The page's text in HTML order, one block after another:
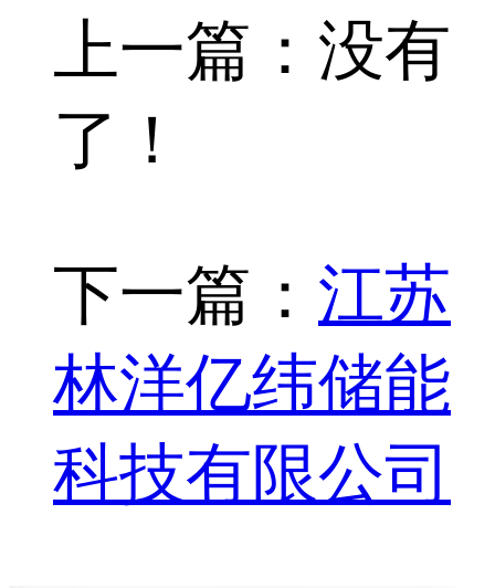
上一篇：没有
了！
下一篇： 江苏
林洋亿纬储能
科技有限公司